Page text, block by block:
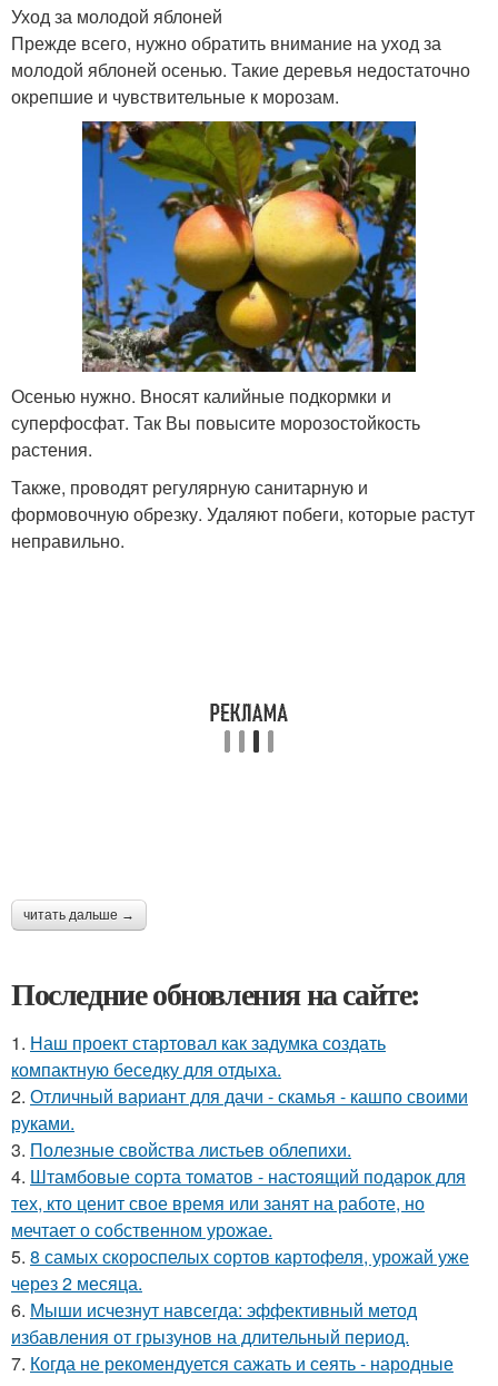
Уход за молодой яблоней
Прежде всего, нужно обратить внимание на уход за
молодой яблоней осенью. Такие деревья недостаточно
окрепшие и чувствительные к морозам.
Осенью нужно. Вносят калийные подкормки и
суперфосфат. Так Вы повысите морозостойкость
растения.
Также, проводят регулярную санитарную и
формовочную обрезку. Удаляют побеги, которые растут
неправильно.
читать дальше →
Последние обновления на сайте:
1. Наш проект стартовал как задумка создать
компактную беседку для отдыха.
2. Отличный вариант для дачи - скамья - кашпо своими
руками.
3. Полезные свойства листьев облепихи.
4. Штамбовые сорта томатов - настоящий подарок для
тех, кто ценит свое время или занят на работе, но
мечтает о собственном урожае.
5. 8 самых скороспелых сортов картофеля, урожай уже
через 2 месяца.
6. Мыши исчезнут навсегда: эффективный метод
избавления от грызунов на длительный период.
7. Когда не рекомендуется сажать и сеять - народные